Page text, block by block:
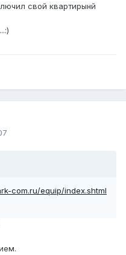
свой квартирынй
com.ru/equip/index.shtml